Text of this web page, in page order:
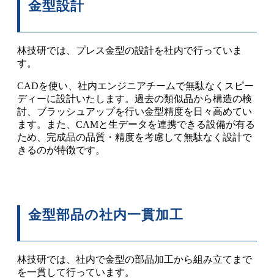
金型設計
林技研では、プレス金型の設計を社内で行っていま
す。
CADを使い、社内エンジニアチームで無駄なくスピー
ディーに設計いたします。過去の類似品から構造の検
討、ブラッシュアップを行い金型精度を日々高めてい
ます。また、CAMと生データを連携できる設備が有る
ため、完成品の品質・精度を考慮して無駄なく設計で
きるのが特徴です。
金型部品の社内一貫加工
林技研では、社内で金型の部品加工から組み立てまで
を一貫して行っています。